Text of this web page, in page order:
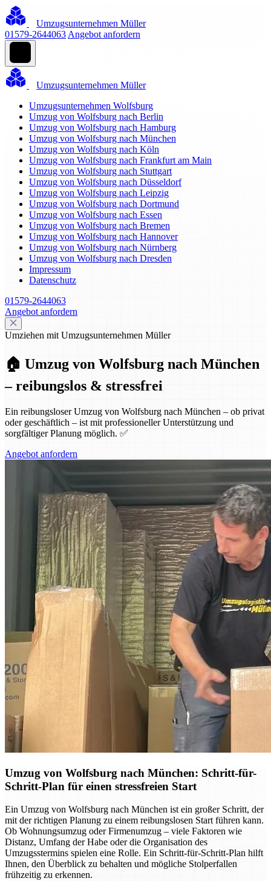
Umzugsunternehmen Müller
01579-2644063 Angebot anfordern
Umzugsunternehmen Müller
Umzugsunternehmen Wolfsburg
Umzug von Wolfsburg nach Berlin
Umzug von Wolfsburg nach Hamburg
Umzug von Wolfsburg nach München
Umzug von Wolfsburg nach Köln
Umzug von Wolfsburg nach Frankfurt am Main
Umzug von Wolfsburg nach Stuttgart
Umzug von Wolfsburg nach Düsseldorf
Umzug von Wolfsburg nach Leipzig
Umzug von Wolfsburg nach Dortmund
Umzug von Wolfsburg nach Essen
Umzug von Wolfsburg nach Bremen
Umzug von Wolfsburg nach Hannover
Umzug von Wolfsburg nach Nürnberg
Umzug von Wolfsburg nach Dresden
Impressum
Datenschutz
01579-2644063
Angebot anfordern
Umziehen mit Umzugsunternehmen Müller
🏠 Umzug von Wolfsburg nach München
– reibungslos & stressfrei
Ein reibungsloser Umzug von Wolfsburg nach München – ob privat
oder geschäftlich – ist mit professioneller Unterstützung und
sorgfältiger Planung möglich. ✅
Angebot anfordern
Umzug von Wolfsburg nach München: Schritt-für-
Schritt-Plan für einen stressfreien Start
Ein Umzug von Wolfsburg nach München ist ein großer Schritt, der
mit der richtigen Planung zu einem reibungslosen Start führen kann.
Ob Wohnungsumzug oder Firmenumzug – viele Faktoren wie
Distanz, Umfang der Habe oder die Organisation des
Umzugsstermins spielen eine Rolle. Ein Schritt-für-Schritt-Plan hilft
Ihnen, den Überblick zu behalten und mögliche Stolperfallen
frühzeitig zu erkennen.